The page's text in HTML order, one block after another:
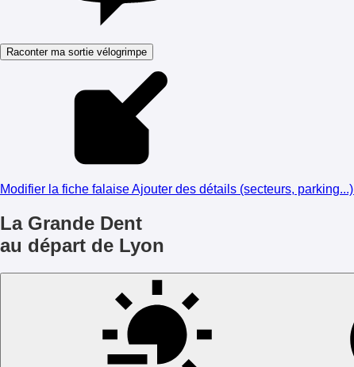
Raconter ma sortie vélogrimpe
Modifier la fiche falaiseAjouter des détails (secteurs, parking...)
La Grande Dent
au départ de Lyon